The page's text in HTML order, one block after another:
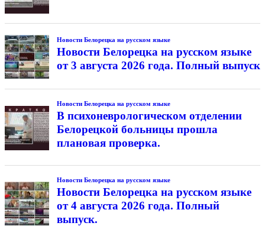
Новости Белорецка на русском языке
Новости Белорецка на русском языке
от 3 августа 2026 года. Полный выпуск
Новости Белорецка на русском языке
В психоневрологическом отделении
Белорецкой больницы прошла
плановая проверка.
Новости Белорецка на русском языке
Новости Белорецка на русском языке
от 4 августа 2026 года. Полный
выпуск.